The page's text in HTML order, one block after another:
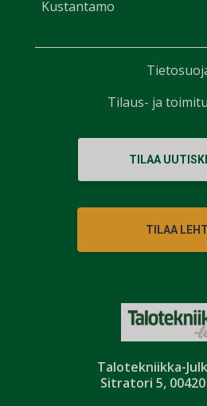
Talotekniikka-
Sitratori 5,
Kustantamo
TILAA
TILAA LEHTI
Tilaus- ja